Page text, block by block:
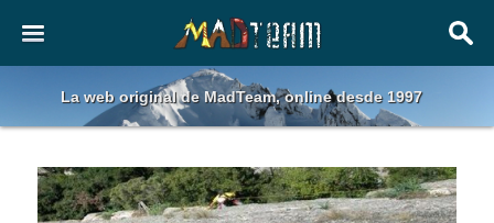
La web original de MadTeam, online desde 1997